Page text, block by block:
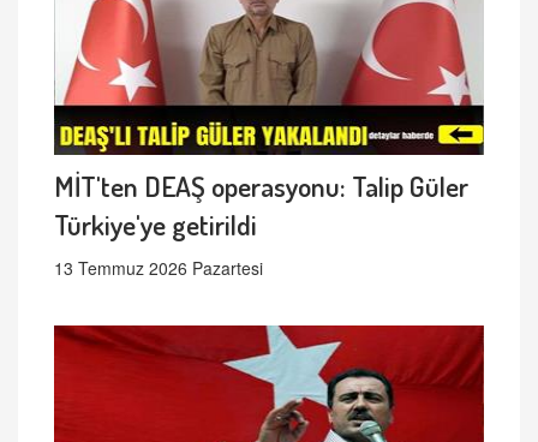
MİT'ten DEAŞ operasyonu: Talip Güler
Türkiye'ye getirildi
13 Temmuz 2026 Pazartesi